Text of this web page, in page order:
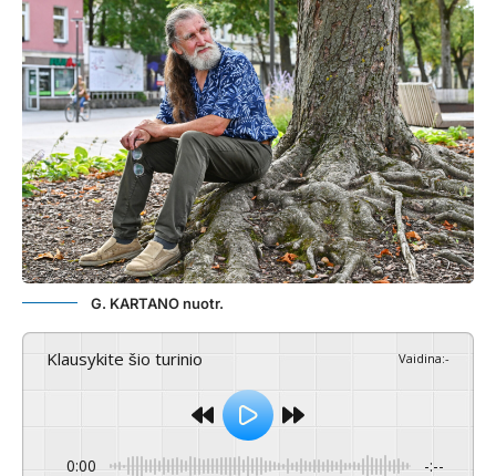
G. KARTANO nuotr.
Klausykite šio turinio Vaidina:-
0:00 -:--